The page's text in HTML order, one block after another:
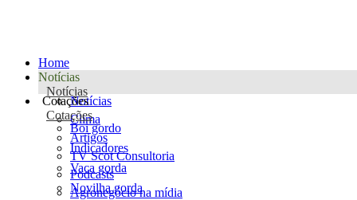
Home
Notícias
Notícias
Notícias
Clima
Artigos
TV Scot Consultoria
Podcasts
Agronegócio na mídia
Cotações
Cotações
Boi gordo
Indicadores
Vaca gorda
Novilha gorda